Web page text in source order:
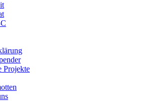
Projekte